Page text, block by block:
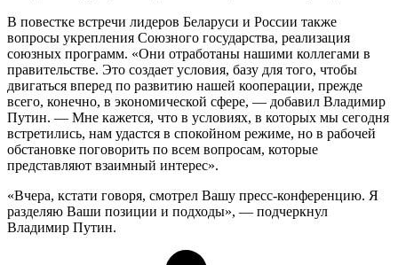
В повестке встречи лидеров Беларуси и России также
вопросы укрепления Союзного государства, реализация
союзных программ. «Они отработаны нашими коллегами в
правительстве. Это создает условия, базу для того, чтобы
двигаться вперед по развитию нашей кооперации, прежде
всего, конечно, в экономической сфере, — добавил Владимир
Путин. — Мне кажется, что в условиях, в которых мы сегодня
встретились, нам удастся в спокойном режиме, но в рабочей
обстановке поговорить по всем вопросам, которые
представляют взаимный интерес».
«Вчера, кстати говоря, смотрел Вашу пресс-конференцию. Я
разделяю Ваши позиции и подходы», — подчеркнул
Владимир Путин.